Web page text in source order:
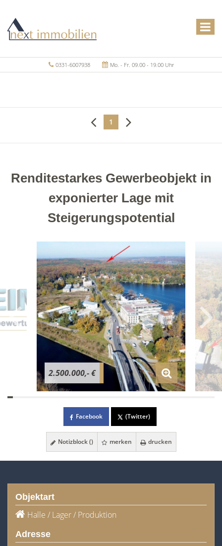
0331-6007938 Mo. - Fr. 09.00 - 19.00 Uhr
1
Renditestarkes Gewerbeobjekt in
exponierter Lage mit
Steigerungspotential
2.500.000,- €
Facebook (Twitter)
Notizblock () merken drucken
Objektart
Halle / Lager / Produktion
Adresse